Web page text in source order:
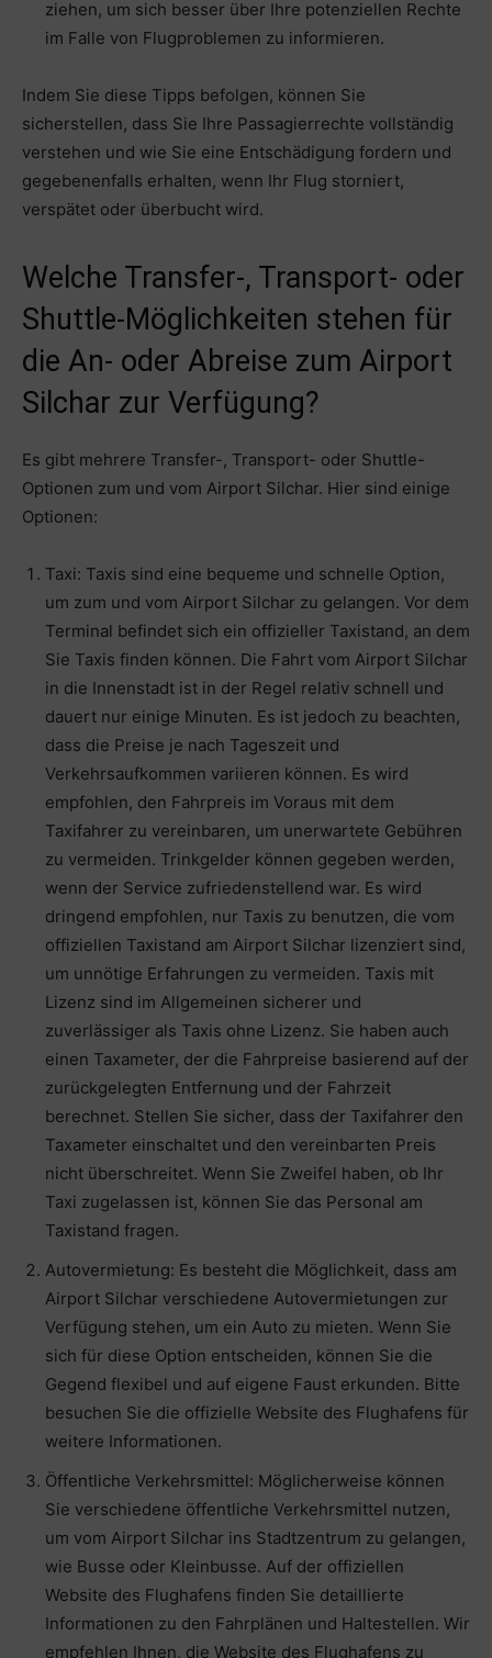
ziehen, um sich besser über Ihre potenziellen Rechte
im Falle von Flugproblemen zu informieren.
Indem Sie diese Tipps befolgen, können Sie
sicherstellen, dass Sie Ihre Passagierrechte vollständig
verstehen und wie Sie eine Entschädigung fordern und
gegebenenfalls erhalten, wenn Ihr Flug storniert,
verspätet oder überbucht wird.
Welche Transfer-, Transport- oder
Shuttle-Möglichkeiten stehen für
die An- oder Abreise zum Airport
Silchar zur Verfügung?
Es gibt mehrere Transfer-, Transport- oder Shuttle-
Optionen zum und vom Airport Silchar. Hier sind einige
Optionen:
Taxi: Taxis sind eine bequeme und schnelle Option,
um zum und vom Airport Silchar zu gelangen. Vor dem
Terminal befindet sich ein offizieller Taxistand, an dem
Sie Taxis finden können. Die Fahrt vom Airport Silchar
in die Innenstadt ist in der Regel relativ schnell und
dauert nur einige Minuten. Es ist jedoch zu beachten,
dass die Preise je nach Tageszeit und
Verkehrsaufkommen variieren können. Es wird
empfohlen, den Fahrpreis im Voraus mit dem
Taxifahrer zu vereinbaren, um unerwartete Gebühren
zu vermeiden. Trinkgelder können gegeben werden,
wenn der Service zufriedenstellend war. Es wird
dringend empfohlen, nur Taxis zu benutzen, die vom
offiziellen Taxistand am Airport Silchar lizenziert sind,
um unnötige Erfahrungen zu vermeiden. Taxis mit
Lizenz sind im Allgemeinen sicherer und
zuverlässiger als Taxis ohne Lizenz. Sie haben auch
einen Taxameter, der die Fahrpreise basierend auf der
zurückgelegten Entfernung und der Fahrzeit
berechnet. Stellen Sie sicher, dass der Taxifahrer den
Taxameter einschaltet und den vereinbarten Preis
nicht überschreitet. Wenn Sie Zweifel haben, ob Ihr
Taxi zugelassen ist, können Sie das Personal am
Taxistand fragen.
Autovermietung: Es besteht die Möglichkeit, dass am
Airport Silchar verschiedene Autovermietungen zur
Verfügung stehen, um ein Auto zu mieten. Wenn Sie
sich für diese Option entscheiden, können Sie die
Gegend flexibel und auf eigene Faust erkunden. Bitte
besuchen Sie die offizielle Website des Flughafens für
weitere Informationen.
Öffentliche Verkehrsmittel: Möglicherweise können
Sie verschiedene öffentliche Verkehrsmittel nutzen,
um vom Airport Silchar ins Stadtzentrum zu gelangen,
wie Busse oder Kleinbusse. Auf der offiziellen
Website des Flughafens finden Sie detaillierte
Informationen zu den Fahrplänen und Haltestellen. Wir
empfehlen Ihnen, die Website des Flughafens zu